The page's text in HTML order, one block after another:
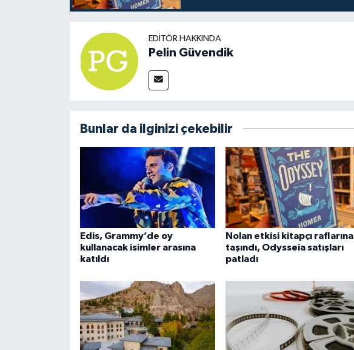
EDITÖR HAKKINDA
Pelin Güvendik
Bunlar da ilginizi çekebilir
Edis, Grammy’de oy
kullanacak isimler arasına
katıldı
Nolan etkisi kitapçı raflarına
taşındı, Odysseia satışları
patladı